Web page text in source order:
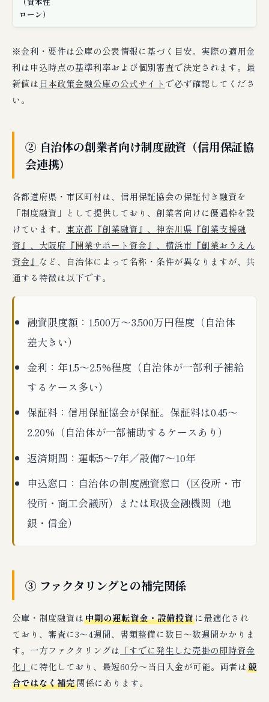
ローン）
※金利・要件は公庫の公表情報に基づく目安。実際の適用金
利は申込時点の基準利率および個別審査で決定されます。最
新値は 日本政策金融公庫の公式サイト で必ず確認してくださ
い。
② 自治体の創業者向け制度融資（信用保証協
会連携）
各都道府県・市区町村は、信用保証協会の保証付き融資を
「制度融資」として提供しており、創業者向けに優遇枠を設
けています。 東京都『創業融資』、神奈川県『創業支援融
資』、大阪府『開業サポート資金』、横浜市『創業おうえん
資金』 など、自治体によって名称・条件が異なりますが、共
通する特徴は以下です。
融資限度額：1,500万〜3,500万円程度（自治体
差大きい）
金利：年1.5〜2.5%程度（自治体が一部利子補給
するケース多い）
保証料：信用保証協会が保証。保証料は0.45〜
2.20%（自治体が一部補助するケースあり）
返済期間：運転5〜7年／設備7〜10年
申込窓口：自治体の制度融資窓口（区役所・市
役所・商工会議所）または取扱金融機関（地
銀・信金）
③ ファクタリングとの補完関係
公庫・制度融資は中期の運転資金・設備投資に最適化され
ており、審査に3〜4週間、書類整備に数日〜数週間かかりま
す。一方ファクタリングは 「すでに発生した売掛の即時資金
化」 に特化しており、最短60分〜当日入金が可能。両者は競
合ではなく補完関係にあります。